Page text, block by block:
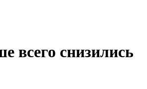
всего снизились